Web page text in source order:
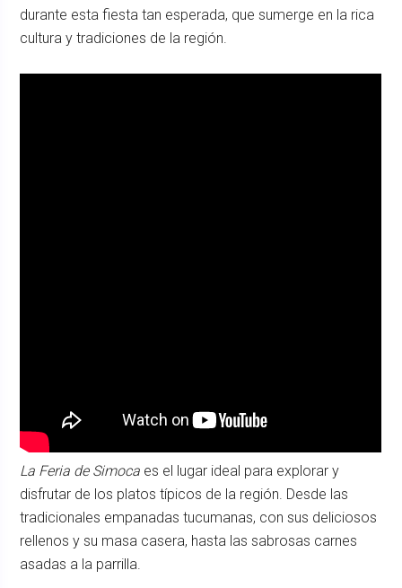
durante esta fiesta tan esperada, que sumerge en la rica
cultura y tradiciones de la región.
La Feria de Simoca es el lugar ideal para explorar y
disfrutar de los platos típicos de la región. Desde las
tradicionales empanadas tucumanas, con sus deliciosos
rellenos y su masa casera, hasta las sabrosas carnes
asadas a la parrilla.